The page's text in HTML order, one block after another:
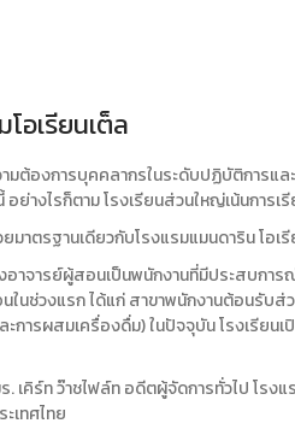
อเรียนเต็ล
ต้องการบุคคลากรในระดับปฏิบัติการแ
างไรก็ตาม โรงเรียนส่วนใหญ่เน้นกา
มาตรฐานเดียวกับโรงแรมแมนดาริน โ
จารย์ผู้สอนเป็นพนักงานที่มีประสบการ
ช่วงแรก ได้แก่ สาขาพนักงานต้อนรับส่
การผสมเครื่องดื่ม) ในปัจจุบัน โรงเรีย
ร. เคิร์ท ว๊าชไฟล์ท อดีตผู้จัดการทั่วไป
เทศไทย